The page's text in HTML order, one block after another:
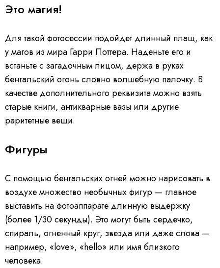
Это магия!
Для такой фотосессии подойдет длинный плащ, как
у магов из мира Гарри Поттера. Наденьте его и
встаньте с загадочным лицом, держа в руках
бенгальский огонь словно волшебную палочку. В
качестве дополнительного реквизита можно взять
старые книги, антикварные вазы или другие
раритетные вещи.
Фигуры
С помощью бенгальских огней можно нарисовать в
воздухе множество необычных фигур — главное
выставить на фотоаппарате длинную выдержку
(более 1/30 секунды). Это могут быть сердечко,
спираль, огненный круг, звезда или даже слова —
например, «love», «hello» или имя близкого
человека.